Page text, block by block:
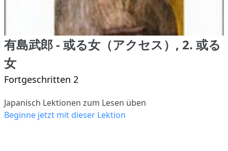
有島武郎 - 或る女（アクセス）, 2. 或る
女
Fortgeschritten 2
Japanisch Lektionen zum Lesen üben
Beginne jetzt mit dieser Lektion